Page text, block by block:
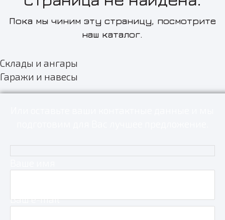
Пока мы чиним эту страницу, посмотрите
наш каталог.
Склады и ангары
Гаражи и навесы
Ваш e-mail